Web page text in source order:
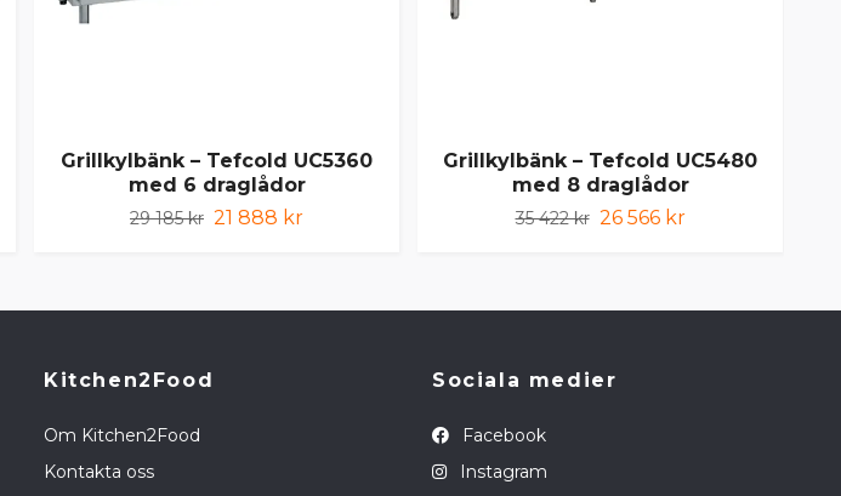
Grillkylbänk – Tefcold UC5360
med 6 draglådor
29 185 kr 21 888 kr
Grillkylbänk – Tefcold UC5480
med 8 draglådor
35 422 kr 26 566 kr
Kitchen2Food
Om Kitchen2Food
Kontakta oss
Sociala medier
Facebook
Instagram